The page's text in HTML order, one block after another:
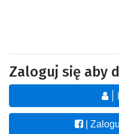
Zaloguj się aby
|
|